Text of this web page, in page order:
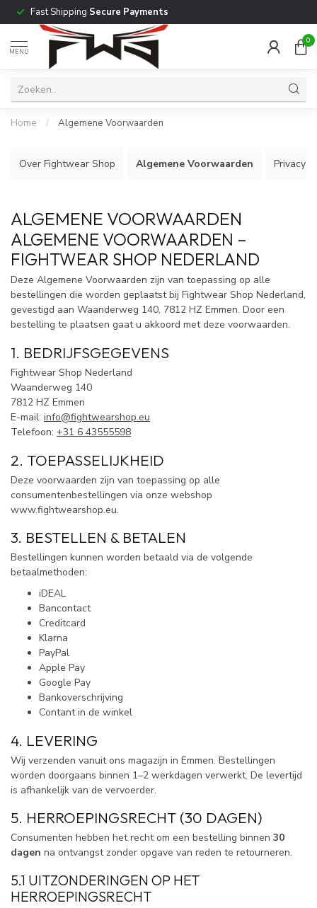
Fast Shipping Secure Payments
MENU
0
Home / Algemene Voorwaarden
Over Fightwear Shop Algemene Voorwaarden Privacy
ALGEMENE VOORWAARDEN
ALGEMENE VOORWAARDEN –
FIGHTWEAR SHOP NEDERLAND
Deze Algemene Voorwaarden zijn van toepassing op alle
bestellingen die worden geplaatst bij Fightwear Shop Nederland,
gevestigd aan Waanderweg 140, 7812 HZ Emmen. Door een
bestelling te plaatsen gaat u akkoord met deze voorwaarden.
1. BEDRIJFSGEGEVENS
Fightwear Shop Nederland
Waanderweg 140
7812 HZ Emmen
E-mail: info@fightwearshop.eu
Telefoon: +31 6 43555598
2. TOEPASSELIJKHEID
Deze voorwaarden zijn van toepassing op alle
consumentenbestellingen via onze webshop
www.fightwearshop.eu.
3. BESTELLEN & BETALEN
Bestellingen kunnen worden betaald via de volgende
betaalmethoden:
iDEAL
Bancontact
Creditcard
Klarna
PayPal
Apple Pay
Google Pay
Bankoverschrijving
Contant in de winkel
4. LEVERING
Wij verzenden vanuit ons magazijn in Emmen. Bestellingen
worden doorgaans binnen 1–2 werkdagen verwerkt. De levertijd
is afhankelijk van de vervoerder.
5. HERROEPINGSRECHT (30 DAGEN)
Consumenten hebben het recht om een bestelling binnen 30
dagen na ontvangst zonder opgave van reden te retourneren.
5.1 UITZONDERINGEN OP HET
HERROEPINGSRECHT